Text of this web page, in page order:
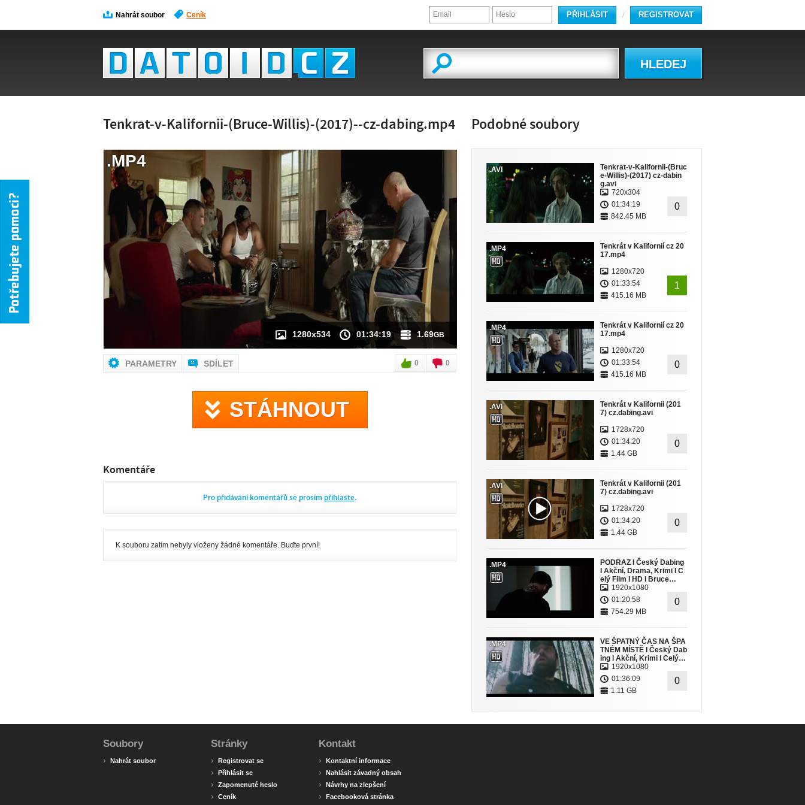
Nahrát soubor Ceník /
PŘIHLÁSIT REGISTROVAT
HLEDEJ
Tenkrat-v-Kalifornii-(Bruce-Willis)-(2017)--cz-dabing.mp4
NÁHLED VIDEA
NENÍ K DISPOZICI
1280x534 01:34:19 1.69GB
.MP4
PARAMETRY SDÍLET 0 0
STÁHNOUT
Komentáře
Pro přidávání komentářů se prosím přihlaste.
K souboru zatím nebyly vloženy žádné komentáře. Buďte první!
Podobné soubory
.AVI
Tenkrat-v-Kalifornii-(Bruc
e-Willis)-(2017) cz-dabin
g.avi
720x304
01:34:19
842.45 MB
0
.MP4
Tenkrát v Kalifornií cz 20
17.mp4
1280x720
01:33:54
415.16 MB
1
.MP4
Tenkrát v Kalifornií cz 20
17.mp4
1280x720
01:33:54
415.16 MB
0
.AVI
Tenkrát v Kalifornii (201
7) cz.dabing.avi
1728x720
01:34:20
1.44 GB
0
.AVI
Tenkrát v Kalifornii (201
7) cz.dabing.avi
1728x720
01:34:20
1.44 GB
0
.MP4
PODRAZ I Český Dabing
I Akční, Drama, Krimi I C
elý Film I HD I Bruce…
1920x1080
01:20:58
754.29 MB
0
.MP4
VE ŠPATNÝ ČAS NA ŠPA
TNÉM MÍSTĚ I Český Dab
ing I Akční, Krimi I Celý…
1920x1080
01:36:09
1.11 GB
0
Soubory
› Nahrát soubor
Stránky
› Registrovat se
› Přihlásit se
› Zapomenuté heslo
› Ceník
Kontakt
› Kontaktní informace
› Nahlásit závadný obsah
› Návrhy na zlepšení
› Facebooková stránka